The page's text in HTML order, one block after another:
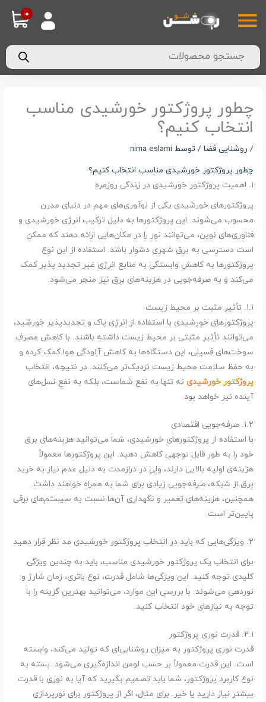
0 پایین
سربرگ
Products
search
چطور پروژکتور خورشیدی مناسب
انتخاب کنیم؟
/ روشنایی فضا / توسطnima eslami
چطور پروژکتور خورشیدی مناسب انتخاب کنیم؟
۱. اهمیت پروژکتور خورشیدی در زندگی روزمره
پروژکتورهای خورشیدی یکی از نوآوری‌های مهم در دنیای مدرن
محسوب می‌شوند. این پروژکتورها به دلیل ترکیب انرژی خورشیدی و
فناوری‌های نوین، می‌توانند نور را در مکان‌هایی ارائه دهند که ممکن
است دسترسی به برق شهری دشوار باشد. استفاده از این نوع
پروژکتورها به کاهش وابستگی به منابع انرژی غیر تجدید پذیر کمک
می‌کند و به صرفه‌جویی در هزینه‌های برق نیز منجر می‌شود.
۱.۱. تأثیر مثبت بر محیط زیست
پروژکتورهای خورشیدی با استفاده از انرژی پاک و تجدیدپذیر خورشید،
می‌توانند تأثیر مثبتی بر محیط زیست داشته باشند. با کاهش مصرف
سوخت‌های فسیلی، این دستگاه‌ها به کاهش آلودگی هوا کمک کرده و
به حفظ سلامت محیط زیست نزدیک‌تر می‌کنند. در نتیجه، انتخاب
پروژکتور خورشیدی نه تنها به نفع شماست، بلکه به نفع نسل‌های
آینده نیز خواهد بود.
۱.۲. صرفه‌جویی اقتصادی
با استفاده از پروژکتورهای خورشیدی، شما می‌توانید هزینه‌های برق
خود را به طور قابل توجهی کاهش دهید. این پروژکتورها معمولاً
هزینه‌ی اولیه بالایی دارند، ولی در درازمدت به دلیل عدم نیاز به خرید
برق از شبکه، صرفه‌جویی زیادی برای شما به همراه خواهند داشت.
همچنین، هزینه‌های تعمیر و نگهداری آن‌ها نسبت به سیستم‌های برقی
پایین‌تر است.
۲. ویژگی‌هایی که باید در انتخاب پروژکتور خورشیدی مد نظر قرار دهید
برای انتخاب یک پروژکتور خورشیدی مناسب، باید به چندین ویژگی
کلیدی توجه کنید. این ویژگی‌ها شامل قدرت، نوع باتری، زمان شارژ و
نوردهی می‌شوند. با بررسی این موارد، می‌توانید بهترین گزینه را با
توجه به نیازهای خود انتخاب کنید.
۲.۱. قدرت نوری پروژکتور
قدرت نوری پروژکتور به میزان روشنایی‌ای که تولید می‌کند، وابسته
است. این قدرت معمولاً بر حسب لومن اندازه‌گیری می‌شود. بسته به
نوع کاربرد پروژکتور، شما باید تصمیم بگیرید که آیا به نوری با قدرت
بیشتر نیاز دارید یا خیر. برای مثال، اگر از پروژکتور برای نورپردازی